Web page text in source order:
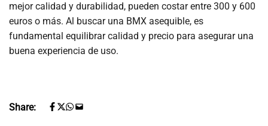
mejor calidad y durabilidad, pueden costar entre 300 y 600
euros o más. Al buscar una BMX asequible, es
fundamental equilibrar calidad y precio para asegurar una
buena experiencia de uso.
Share: